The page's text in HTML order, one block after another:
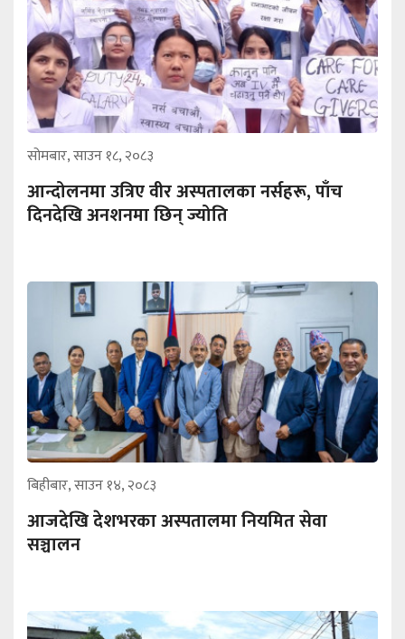
सोमबार, साउन १८, २०८३
आन्दोलनमा उत्रिए वीर अस्पतालका नर्सहरू, पाँच
दिनदेखि अनशनमा छिन् ज्योति
बिहीबार, साउन १४, २०८३
आजदेखि देशभरका अस्पतालमा नियमित सेवा
सञ्चालन